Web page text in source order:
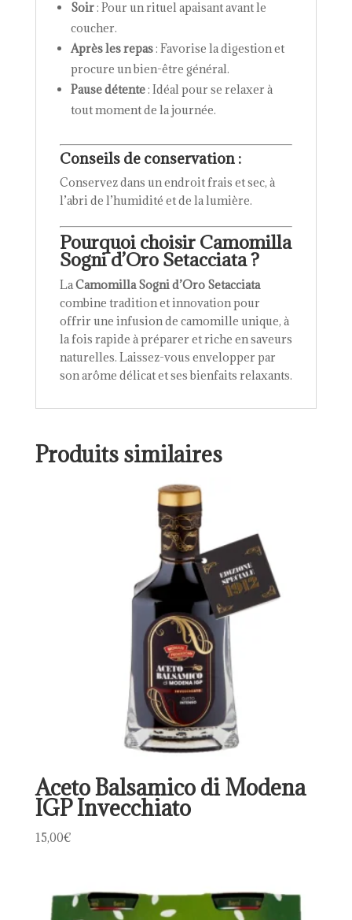
Soir: Pour un rituel apaisant avant le
coucher.
Après les repas: Favorise la digestion et
procure un bien-être général.
Pause détente: Idéal pour se relaxer à
tout moment de la journée.
Conseils de conservation:
Conservez dans un endroit frais et sec, à
l’abri de l’humidité et de la lumière.
Pourquoi choisir Camomilla
Sogni d’Oro Setacciata ?
LaCamomilla Sogni d’Oro Setacciata
combine tradition et innovation pour
offrir une infusion de camomille unique, à
la fois rapide à préparer et riche en saveurs
naturelles. Laissez-vous envelopper par
son arôme délicat et ses bienfaits relaxants.
Produits similaires
Aceto Balsamico di Modena
IGP Invecchiato
15,00€